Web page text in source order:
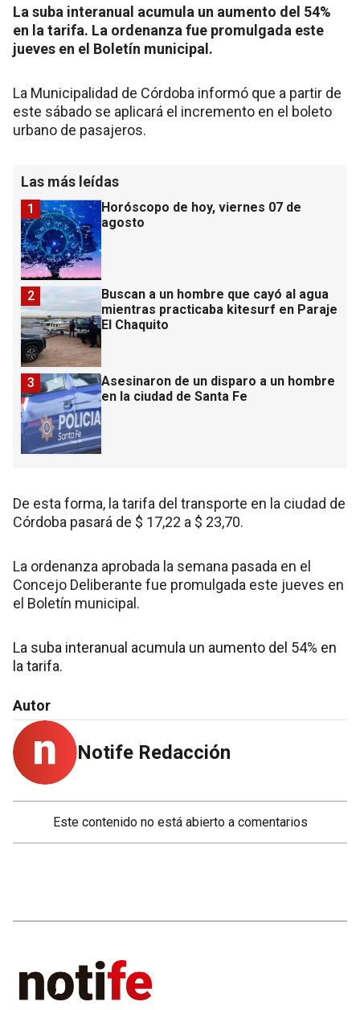
La suba interanual acumula un aumento del 54%
en la tarifa. La ordenanza fue promulgada este
jueves en el Boletín municipal.
La Municipalidad de Córdoba informó que a partir de
este sábado se aplicará el incremento en el boleto
urbano de pasajeros.
Las más leídas
Horóscopo de hoy, viernes 07 de
agosto
1
Buscan a un hombre que cayó al agua
mientras practicaba kitesurf en Paraje
El Chaquito
2
Asesinaron de un disparo a un hombre
en la ciudad de Santa Fe
3
De esta forma, la tarifa del transporte en la ciudad de
Córdoba pasará de $ 17,22 a $ 23,70.
La ordenanza aprobada la semana pasada en el
Concejo Deliberante fue promulgada este jueves en
el Boletín municipal.
La suba interanual acumula un aumento del 54% en
la tarifa.
Autor
Notife Redacción
Este contenido no está abierto a comentarios